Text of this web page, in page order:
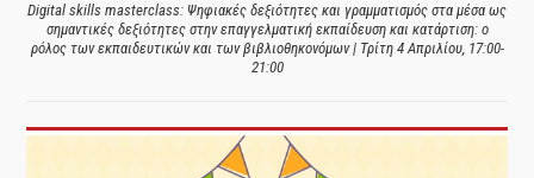
Digital skills masterclass: Ψηφιακές δεξιότητες και γραμματισμός στα μέσα ως
σημαντικές δεξιότητες στην επαγγελματική εκπαίδευση και κατάρτιση: ο
ρόλος των εκπαιδευτικών και των βιβλιοθηκονόμων | Τρίτη 4 Απριλίου, 17:00-
21:00